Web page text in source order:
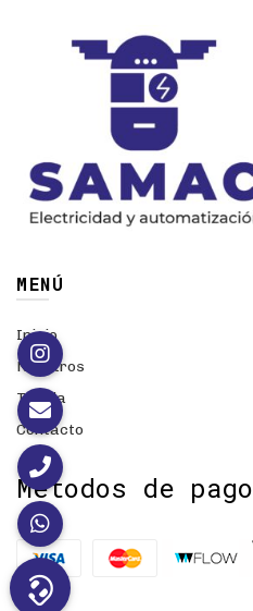
MENÚ
Inicio
Nosotros
Tienda
Contacto
Métodos de pago